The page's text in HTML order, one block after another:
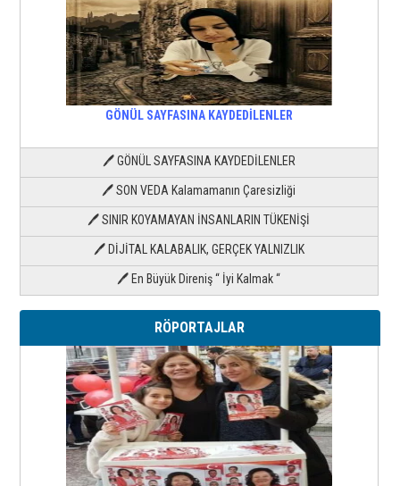
GÖNÜL SAYFASINA KAYDEDİLENLER
🖊 GÖNÜL SAYFASINA KAYDEDİLENLER
🖊 SON VEDA Kalamamanın Çaresizliği
🖊 SINIR KOYAMAYAN İNSANLARIN TÜKENİŞİ
🖊 DİJİTAL KALABALIK, GERÇEK YALNIZLIK
🖊 En Büyük Direniş “ İyi Kalmak “
RÖPORTAJLAR